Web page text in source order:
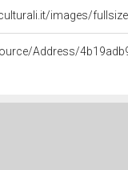
images/
Address/